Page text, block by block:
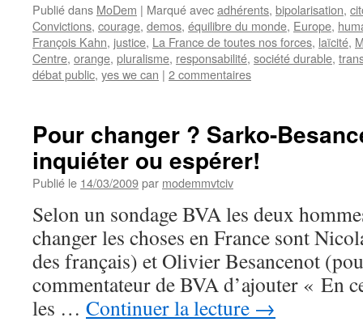
Publié dans MoDem | Marqué avecadhérents, bipolarisation,
Convictions, courage, demos, équilibre du monde, Europe,
François Kahn, justice, La France de toutes nos forces, laïcité,
Centre, orange, pluralisme, responsabilité, société durable,
débat public, yes we can | 2 commentaires
Pour changer ? Sarko-
inquiéter ou espérer!
Publié le 14/03/2009par modemmvtciv
Selon un sondage BVA les deux
changer les choses en France sont
des français) et Olivier Besancenot
commentateur de BVA d’ajouter « En
les … Continuer la lecture →